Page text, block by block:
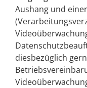
Aushang und
diesbezüglich